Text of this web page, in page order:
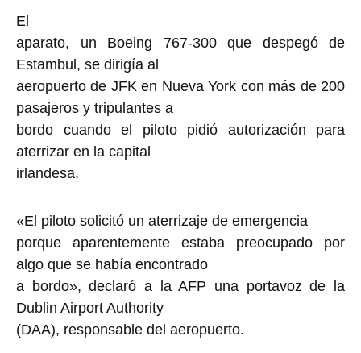
El
aparato, un Boeing 767-300 que despegó de
Estambul, se dirigía al
aeropuerto de JFK en Nueva York con más de 200
pasajeros y tripulantes a
bordo cuando el piloto pidió autorización para
aterrizar en la capital
irlandesa.
«El piloto solicitó un aterrizaje de emergencia
porque aparentemente estaba preocupado por
algo que se había encontrado
a bordo», declaró a la AFP una portavoz de la
Dublin Airport Authority
(DAA), responsable del aeropuerto.